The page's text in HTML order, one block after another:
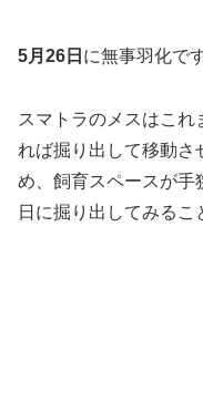
5月26日 に無事羽化で
スマトラのメスはこ
れば掘り出して移動さ
め、飼育スペースが手
日に掘り出してみるこ